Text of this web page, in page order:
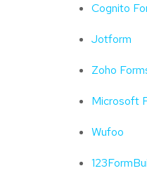
Cognito
Jotform
Zoho
Microsoft
Wufoo